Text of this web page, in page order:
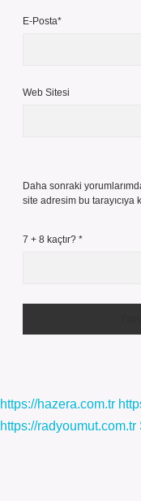
E-Posta*
Web Sitesi
Daha sonraki
site adresim bu tarayıcıya
7 + 8 kaçtır? *
https://hazera.com.tr
https://radyoumut.com.tr